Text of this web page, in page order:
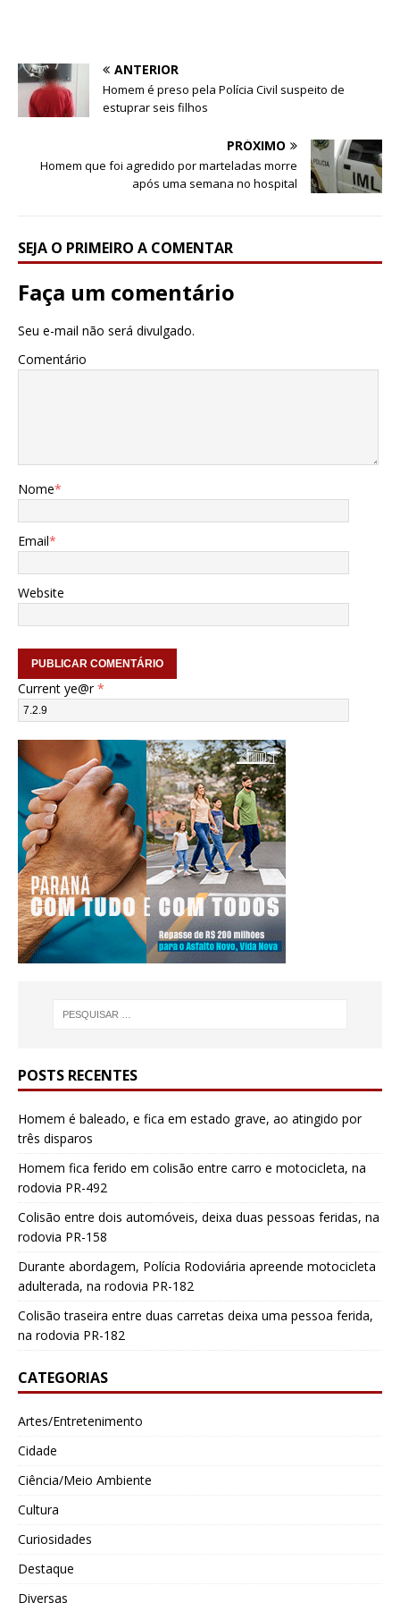
ANTERIOR
Homem é preso pela Polícia Civil suspeito de
estuprar seis filhos
PRÓXIMO
Homem que foi agredido por marteladas morre
após uma semana no hospital
SEJA O PRIMEIRO A COMENTAR
Faça um comentário
Seu e-mail não será divulgado.
Comentário
Nome*
Email*
Website
Current ye@r*
POSTS RECENTES
Homem é baleado, e fica em estado grave, ao atingido por
três disparos
Homem fica ferido em colisão entre carro e motocicleta, na
rodovia PR-492
Colisão entre dois automóveis, deixa duas pessoas feridas, na
rodovia PR-158
Durante abordagem, Polícia Rodoviária apreende motocicleta
adulterada, na rodovia PR-182
Colisão traseira entre duas carretas deixa uma pessoa ferida,
na rodovia PR-182
CATEGORIAS
Artes/Entretenimento
Cidade
Ciência/Meio Ambiente
Cultura
Curiosidades
Destaque
Diversas